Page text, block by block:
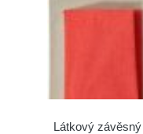
Látkový